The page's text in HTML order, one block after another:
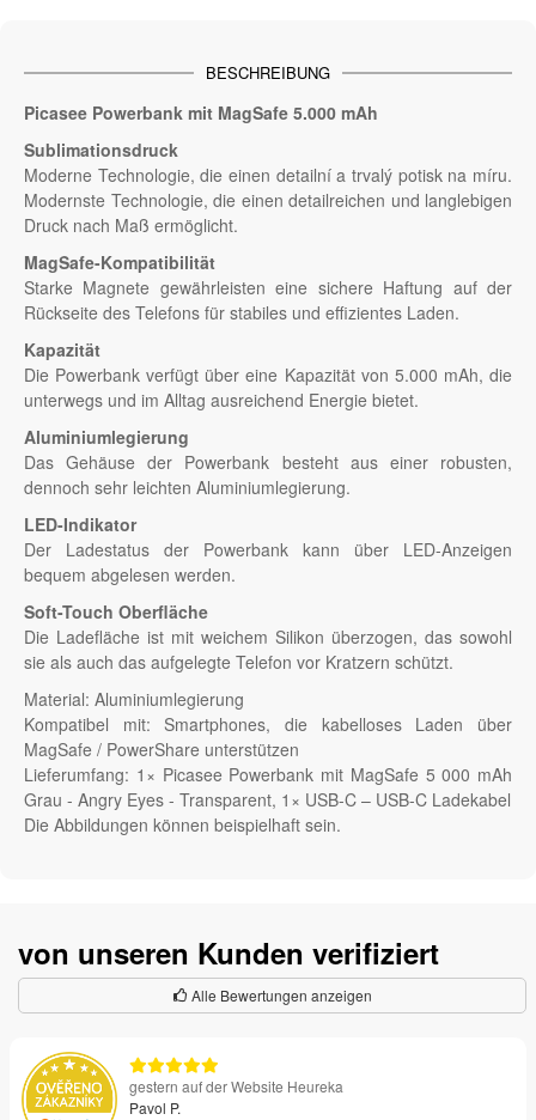
BESCHREIBUNG
Picasee Powerbank mit MagSafe 5.000 mAh
Sublimationsdruck
Moderne Technologie, die einen detailní a trvalý potisk na míru.
Modernste Technologie, die einen detailreichen und langlebigen
Druck nach Maß ermöglicht.
MagSafe-Kompatibilität
Starke Magnete gewährleisten eine sichere Haftung auf der
Rückseite des Telefons für stabiles und effizientes Laden.
Kapazität
Die Powerbank verfügt über eine Kapazität von 5.000 mAh, die
unterwegs und im Alltag ausreichend Energie bietet.
Aluminiumlegierung
Das Gehäuse der Powerbank besteht aus einer robusten,
dennoch sehr leichten Aluminiumlegierung.
LED-Indikator
Der Ladestatus der Powerbank kann über LED-Anzeigen
bequem abgelesen werden.
Soft-Touch Oberfläche
Die Ladefläche ist mit weichem Silikon überzogen, das sowohl
sie als auch das aufgelegte Telefon vor Kratzern schützt.
Material: Aluminiumlegierung
Kompatibel mit: Smartphones, die kabelloses Laden über
MagSafe / PowerShare unterstützen
Lieferumfang: 1× Picasee Powerbank mit MagSafe 5 000 mAh
Grau - Angry Eyes - Transparent, 1× USB-C – USB-C Ladekabel
Die Abbildungen können beispielhaft sein.
von unseren Kunden verifiziert
Alle Bewertungen anzeigen
gestern auf der Website Heureka
Pavol P.